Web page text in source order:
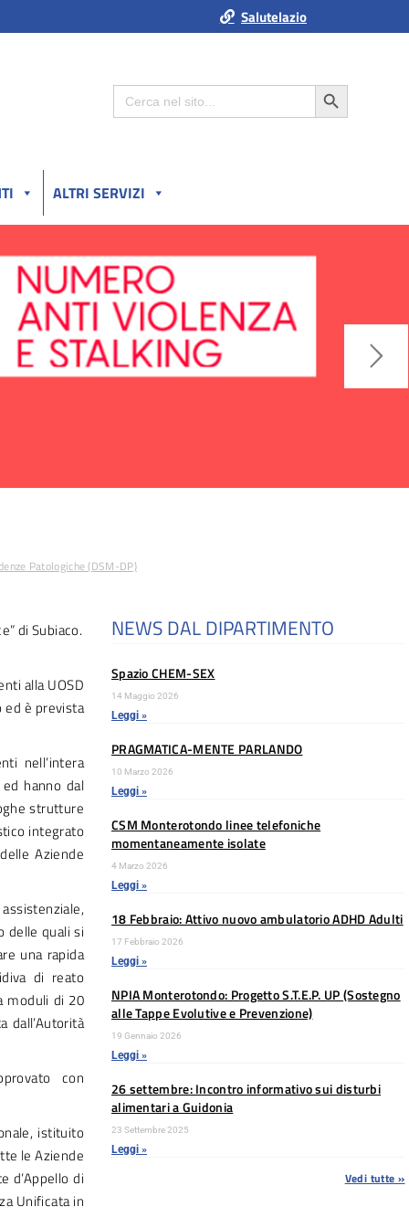
Salutelazio
Search
for:
Search Button
ALTRI SERVIZI
Patologiche (DSM-DP)
di Subiaco.
alla UOSD
ed è prevista
nell’intera
hanno dal
strutture
integrato
Aziende
delle quali si
una rapida
di reato
moduli di 20
dall’Autorità
con
istituito
le Aziende
d’Appello di
Unificata in
NEWS DAL DIPARTIMENTO
Spazio CHEM-SEX
14 Maggio 2026
Leggi »
PRAGMATICA-MENTE PARLANDO
10 Marzo 2026
Leggi »
CSM Monterotondo linee telefoniche
momentaneamente isolate
4 Marzo 2026
Leggi »
18 Febbraio: Attivo nuovo ambulatorio ADHD Adulti
17 Febbraio 2026
Leggi »
NPIA Monterotondo: Progetto S.T.E.P. UP (Sostegno
alle Tappe Evolutive e Prevenzione)
19 Gennaio 2026
Leggi »
26 settembre: Incontro informativo sui disturbi
alimentari a Guidonia
23 Settembre 2025
Leggi »
Vedi tutte »